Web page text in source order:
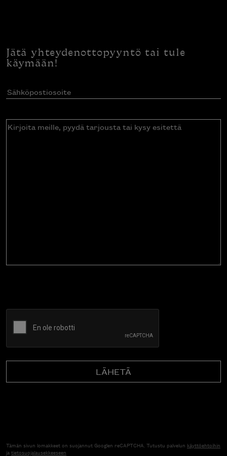
Jätä yhteydenottopyyntö tai tule
käymään!
Sähköpostiosoite(Pakollinen)
Kirjoita
Tämän sivun lomakkeet on suojannut Googlen reCAPTCHA. Tutustu palvelun käyttöehtoihin
jatietosuojalausekkeeseen